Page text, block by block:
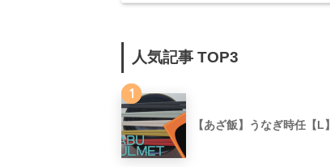
人気記事 TOP3
1
【あざ飯】うなぎ時任【L】